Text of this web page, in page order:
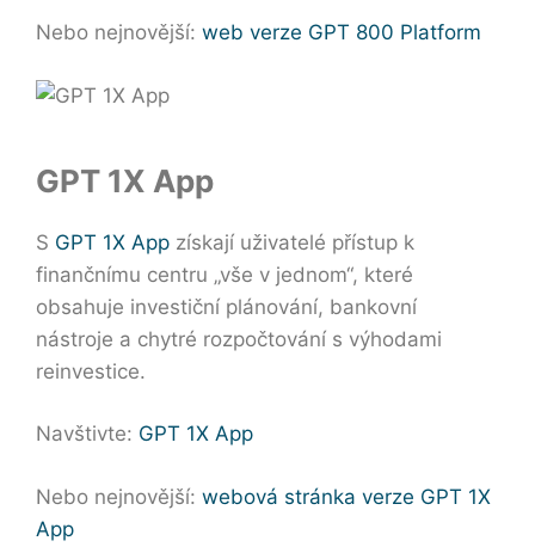
Nebo nejnovější: web verze GPT 800 Platform
GPT 1X App
S GPT 1X App získají uživatelé přístup k
finančnímu centru „vše v jednom“, které
obsahuje investiční plánování, bankovní
nástroje a chytré rozpočtování s výhodami
reinvestice.
Navštivte: GPT 1X App
Nebo nejnovější: webová stránka verze GPT 1X
App